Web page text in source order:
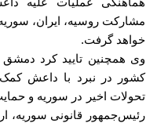
هماهنگی عملیات علیه
مشارکت روسیه، ایران،
خواهد گرفت.
وی همچنین تایید کرد
کشور در نبرد با داعش
تحولات اخیر در سوریه و
رئیس‌جمهور قانونی سوریه،